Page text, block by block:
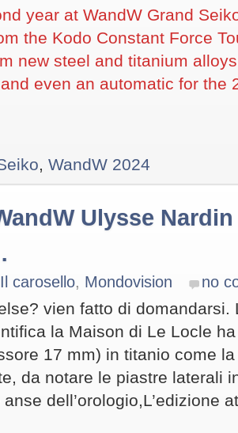
year at WandW Grand
the Kodo Constant Force
new steel and titanium
even an automatic for the
WandW 2024
Ulysse
Il carosello, Mondovision no
vien fatto di domandarsi.
la Maison di Le Locle
17 mm) in titanio come
da notare le piastre laterali
dell’orologio,L’edizione